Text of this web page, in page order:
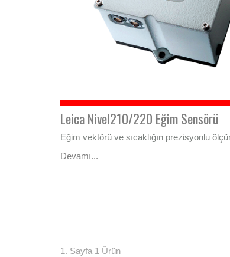
Leica Nivel210/220 Eğim Sensörü
Eğim vektörü ve sıcaklığın prezisyonlu
Devamı...
1. Sayfa 1 Ürün